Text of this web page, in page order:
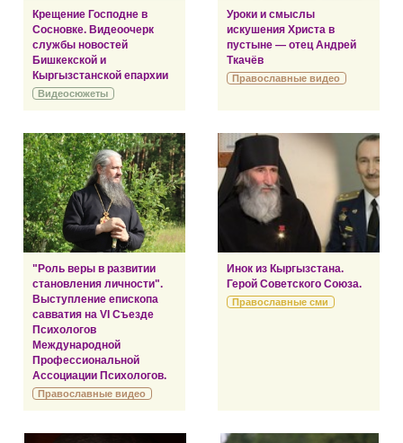
Крещение Господне в
Сосновке. Видеоочерк
службы новостей
Бишкекской и
Кыргызстанской епархии
Видеосюжеты
Уроки и смыслы
искушения Христа в
пустыне — отец Андрей
Ткачёв
Православные видео
"Роль веры в развитии
становления личности".
Выступление епископа
савватия на VI Съезде
Психологов
Международной
Профессиональной
Ассоциации Психологов.
Православные видео
Инок из Кыргызстана.
Герой Советского Союза.
Православные сми